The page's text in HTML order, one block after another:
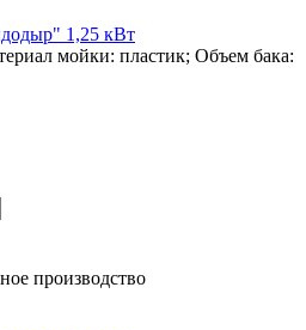
1,25 кВт
мойки: пластик; Объем бака: